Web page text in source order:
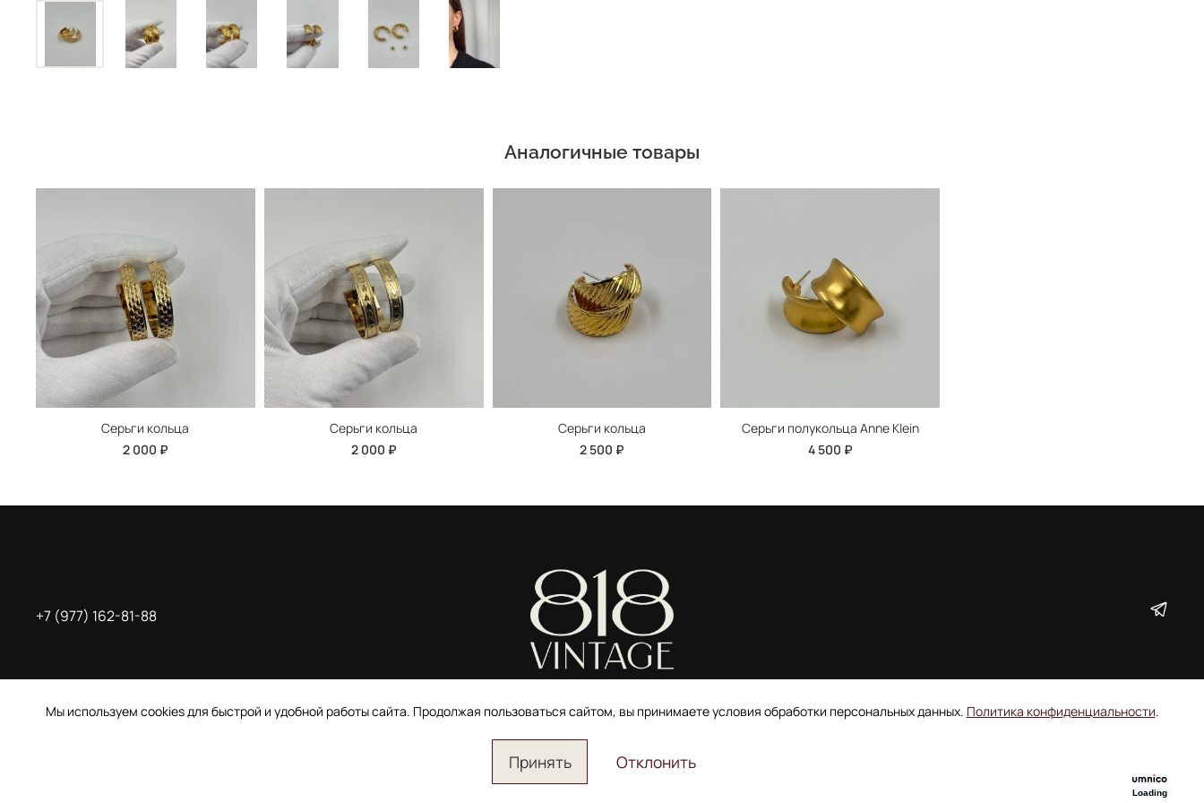
Аналогичные товары
Серьги кольца
2 000 ₽
Серьги кольца
2 000 ₽
Серьги кольца
2 500 ₽
Серьги полукольца Anne Klein
4 500 ₽
+7 (977) 162-81-88
Пользовательское соглашение
Мы используем cookies для быстрой и удобной работы сайта. Продолжая пользоваться сайтом, вы принимаете условия обработки персональных данных. Политика конфиденциальности.
Принять Отклонить
Loading